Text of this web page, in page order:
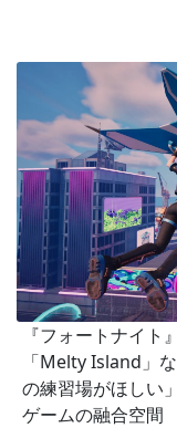
『フォートナイト
「Melty Island」
の練習場がほしい
ゲームの融合空間